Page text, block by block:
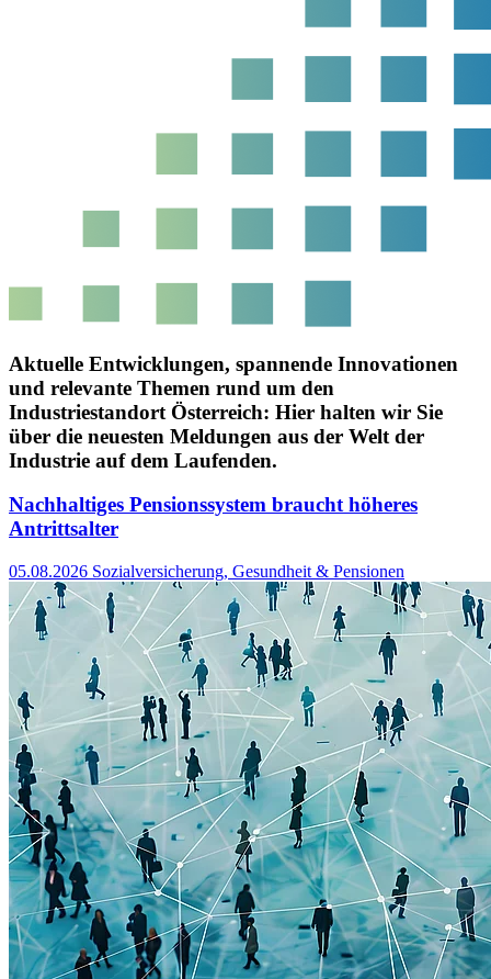
Aktuelle Entwicklungen, spannende Innovationen
und relevante Themen rund um den
Industriestandort Österreich: Hier halten wir Sie
über die neuesten Meldungen aus der Welt der
Industrie auf dem Laufenden.
Nachhaltiges Pensionssystem braucht höheres
Antrittsalter
05.08.2026 Sozialversicherung, Gesundheit & Pensionen